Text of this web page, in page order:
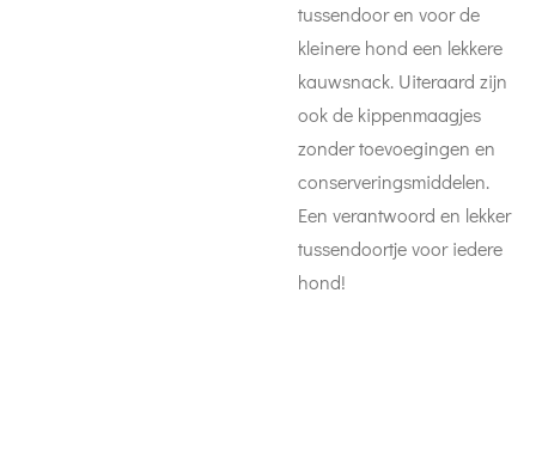
tussendoor en voor de
kleinere hond een lekkere
kauwsnack. Uiteraard zijn
ook de kippenmaagjes
zonder toevoegingen en
conserveringsmiddelen.
Een verantwoord en lekker
tussendoortje voor iedere
hond!